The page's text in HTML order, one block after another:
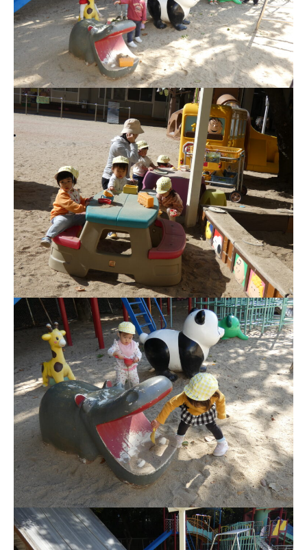
お知らせ
今日の幼稚園
園児募集要項
教職員募集
園のこと
園舎案内
安⼼・安全対策
給⾷
課外教室